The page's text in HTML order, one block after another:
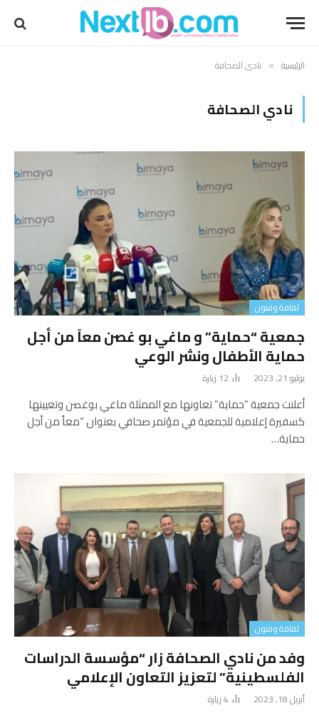
الرئيسية » نادي الصحافة
نادي الصحافة
ثقافة وفنون
جمعية “حماية” و ماغي بو غصن معاً من أجل
حماية الأطفال ونشر الوعي
يوليو 21, 2023 12 زيارة
أعلنت جمعية “حماية” تعاونها مع الممثلة ماغي بوغصن وتعيينها
كسفيرة إعلامية للجمعية في مؤتمر صحافي بعنوان “معاً من أجل
حماية…
ثقافة وفنون
وفد من نادي الصحافة زار “مؤسسة الدراسات
الفلسطينية” لتعزيز التعاون الإعلامي
أبريل 18, 2023 4زيارة